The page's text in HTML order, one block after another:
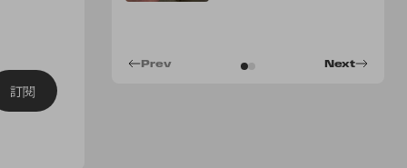
訂閱
Next
Prev